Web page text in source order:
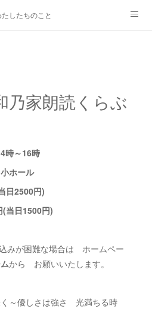
たしたちのこと
乃家朗読くらぶ
時～16時
ホール
日2500円)
1500円)
みが困難な場合は ホームペー
から お願いいたします。
く～優しさは強さ 光満ちる時